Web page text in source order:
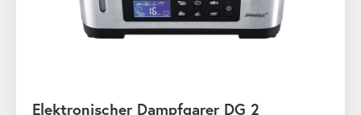
Elektronischer Dampfgarer DG 2